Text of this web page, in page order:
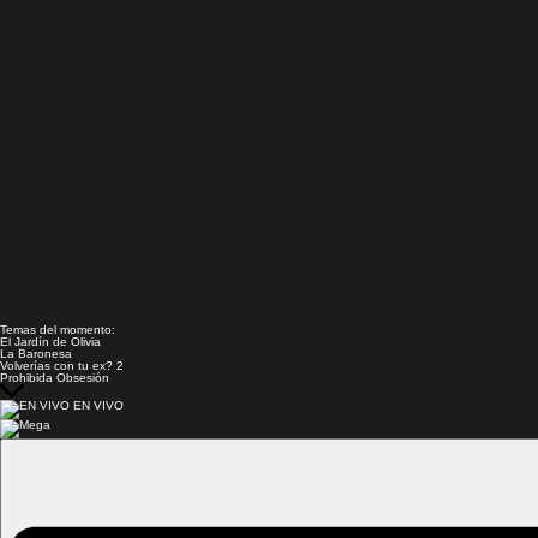
Temas del momento:
El Jardín de Olivia
La Baronesa
Volverías con tu ex? 2
Prohibida Obsesión
EN VIVO